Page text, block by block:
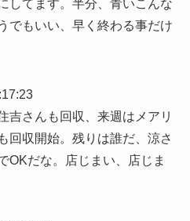
してます。半分、青いこんな
でもいい、早く終わる事だけ
吉さんも回収、来週はメアリ
回収開始。残りは誰だ、涼さ
OKだな。店じまい、店じま